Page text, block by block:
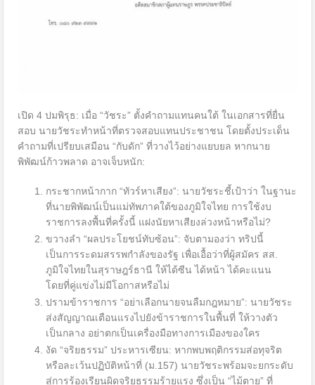
เปิด 4 ปมพิรุธ: เมื่อ “วัชระ” ตั้งคำถามแทนคนใต้ ในเอกสารที่ยื่น
สอบ นายวัชระทำหน้าที่ตรวจสอบแทนประชาชน โดยตั้งประเด็น
คำถามที่เปรียบเสมือน “กับดัก” ที่วางไว้อย่างแยบยล หากนาย
พิพัฒน์ก้าวพลาด อาจเจ็บหนัก:
กระชากหน้ากาก “ทัวร์หาเสียง”: นายวัชระชี้เป้าว่า ในฐานะ
ที่นายพิพัฒน์เป็นแม่ทัพภาคใต้ของภูมิใจไทย การใช้งบ
ราชการลงพื้นที่ครั้งนี้ แฝงนัยหาเสียงล่วงหน้าหรือไม่?
ขวางลำ “ผลประโยชน์ทับซ้อน”: จับตามองว่า ทริปนี้
เป็นการระดมสรรพกำลังของรัฐ เพื่อเอื้อว่าที่ผู้สมัคร สส.
ภูมิใจไทยในสุราษฎร์ธานี ให้ได้ซีน ได้หน้า ได้คะแนน
โดยที่คู่แข่งไม่มีโอกาสหรือไม่
ปรามข้าราชการ “อย่าเลือกนายจนลืมกฎหมาย”: นายวัชระ
ส่งสัญญาณเตือนแรงไปยังข้าราชการในพื้นที่ ให้วางตัว
เป็นกลาง อย่าตกเป็นเครื่องมือทางการเมืองของใคร
งัด “จริยธรรม” ประหารเซียน: หากพบพฤติกรรมส่อทุจริต
หรือละเว้นปฏิบัติหน้าที่ (ม.157) นายวัชระพร้อมจะยกระดับ
สู่การร้องเรียนผิดจริยธรรมร้ายแรง ซึ่งเป็น “ไม้ตาย” ที่